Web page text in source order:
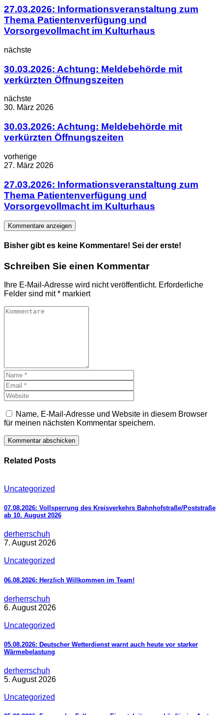
27.03.2026: Informationsveranstaltung zum
Thema Patientenverfügung und
Vorsorgevollmacht im Kulturhaus
nächste
30.03.2026: Achtung: Meldebehörde mit
verkürzten Öffnungszeiten
nächste
30. März 2026
30.03.2026: Achtung: Meldebehörde mit
verkürzten Öffnungszeiten
vorherige
27. März 2026
27.03.2026: Informationsveranstaltung zum
Thema Patientenverfügung und
Vorsorgevollmacht im Kulturhaus
Kommentare anzeigen
Bisher gibt es keine Kommentare! Sei der erste!
Schreiben Sie einen Kommentar
Ihre E-Mail-Adresse wird nicht veröffentlicht. Erforderliche
Felder sind mit* markiert
Name, E-Mail-Adresse und Website in diesem Browser
für meinen nächsten Kommentar speichern.
Related Posts
Uncategorized
07.08.2026: Vollsperrung des Kreisverkehrs Bahnhofstraße/Poststraße
ab 10. August 2026
derherrschuh
7. August 2026
Uncategorized
06.08.2026: Herzlich Willkommen im Team!
derherrschuh
6. August 2026
Uncategorized
05.08.2026: Deutscher Wetterdienst warnt auch heute vor starker
Wärmebelastung
derherrschuh
5. August 2026
Uncategorized